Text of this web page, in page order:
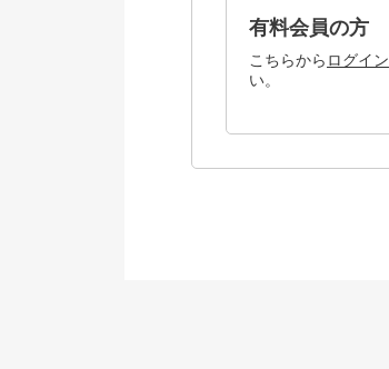
有料会員の方
こちらから ログイン
い。